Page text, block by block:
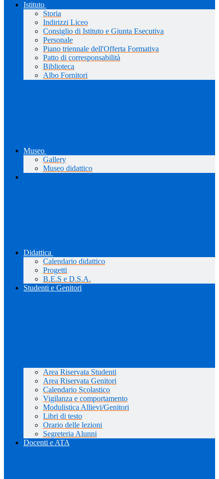
Istituto
Storia
Indirizzi Liceo
Consiglio di Istituto e Giunta Esecutiva
Personale
Piano triennale dell'Offerta Formativa
Patto di corresponsabilità
Biblioteca
Albo Fornitori
Museo
Gallery
Museo didattico
Didattica
Calendario didattico
Progetti
B.E.S e D.S.A.
Studenti e Genitori
Area Riservata Studenti
Area Riservata Genitori
Calendario Scolastico
Vigilanza e comportamento
Modulistica Allievi/Genitori
Libri di testo
Orario delle lezioni
Segreteria Alunni
Docenti e ATA